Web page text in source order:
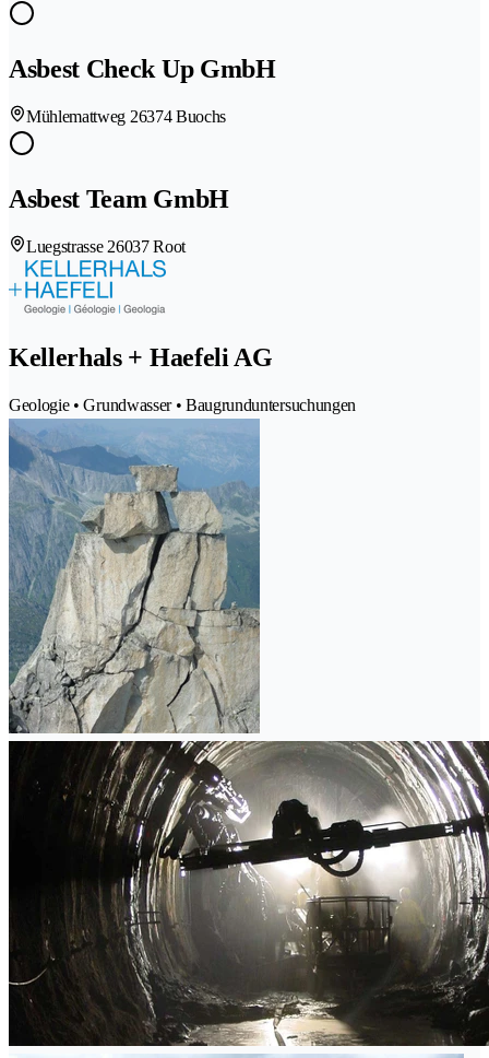
Asbest Check Up GmbH
Mühlemattweg 26374 Buochs
Asbest Team GmbH
Luegstrasse 26037 Root
Kellerhals + Haefeli AG
Geologie • Grundwasser • Baugrunduntersuchungen